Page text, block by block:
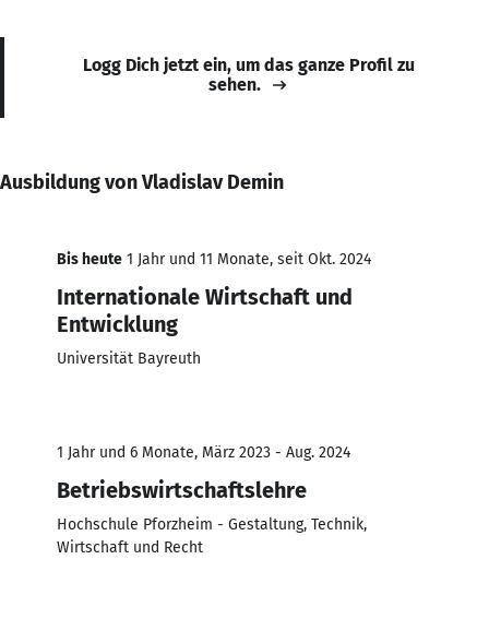
Logg Dich jetzt ein, um das ganze Profil zu
sehen.
Ausbildung von Vladislav Demin
Bis heute 1 Jahr und 11 Monate, seit Okt. 2024
Internationale Wirtschaft und
Entwicklung
Universität Bayreuth
1 Jahr und 6 Monate, März 2023 - Aug. 2024
Betriebswirtschaftslehre
Hochschule Pforzheim - Gestaltung, Technik,
Wirtschaft und Recht